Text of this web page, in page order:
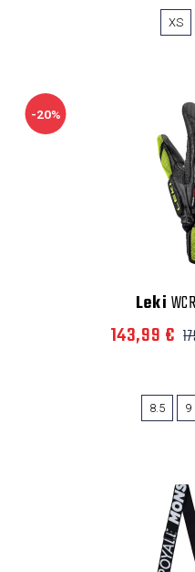
XS
-20%
Leki
143,99 €
8.5 9